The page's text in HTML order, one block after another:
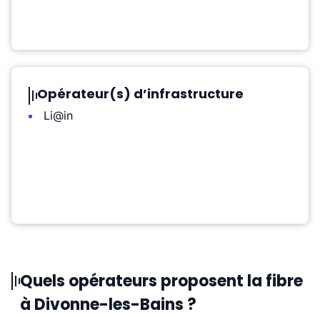
Opérateur(s) d’infrastructure
Li@in
Quels opérateurs proposent la fibre
à Divonne-les-Bains ?